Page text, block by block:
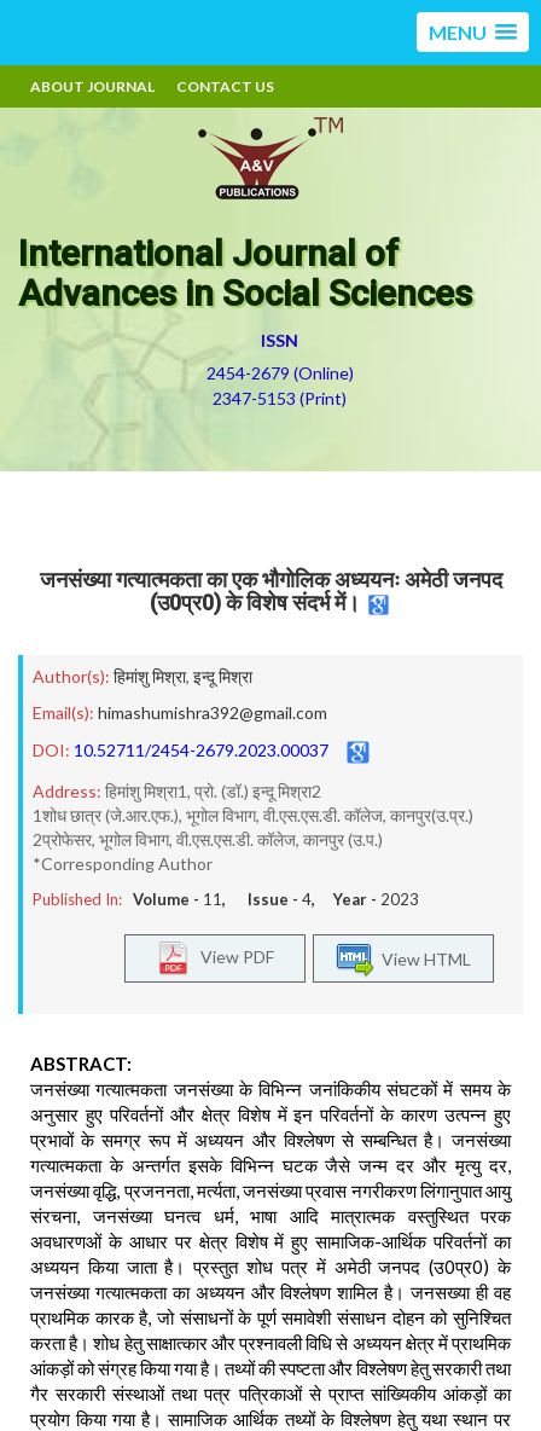
MENU
ABOUT JOURNAL CONTACT US
International Journal of
Advances in Social Sciences
ISSN
2454-2679 (Online)
2347-5153 (Print)
जनसंख्या गत्यात्मकता का एक भौगोलिक अध्ययनः अमेठी जनपद
(उ0प्र0) के विशेष संदर्भ में।
Author(s): हिमांशु मिश्रा, इन्दू मिश्रा
Email(s): himashumishra392@gmail.com
DOI: 10.52711/2454-2679.2023.00037
Address: हिमांशु मिश्रा1, प्रो. (डॉ.) इन्दू मिश्रा2
1शोध छात्र (जे.आर.एफ.), भूगोल विभाग, वी.एस.एस.डी. कॉलेज, कानपुर(उ.प्र.)
2प्रोफेसर, भूगोल विभाग, वी.एस.एस.डी. कॉलेज, कानपुर (उ.प.)
*Corresponding Author
Published In: Volume - 11, Issue - 4, Year - 2023
View HTML
View PDF
ABSTRACT:
जनसंख्या गत्यात्मकता जनसंख्या के विभिन्न जनांकिकीय संघटकों में समय के
अनुसार हुए परिवर्तनों और क्षेत्र विशेष में इन परिवर्तनों के कारण उत्पन्न हुए
प्रभावों के समग्र रूप में अध्ययन और विश्लेषण से सम्बन्धित है। जनसंख्या
गत्यात्मकता के अन्तर्गत इसके विभिन्न घटक जैसे जन्म दर और मृत्यु दर,
जनसंख्या वृद्धि, प्रजननता, मर्त्यता, जनसंख्या प्रवास नगरीकरण लिंगानुपात आयु
संरचना, जनसंख्या घनत्व धर्म, भाषा आदि मात्रात्मक वस्तुस्थित परक
अवधारणओं के आधार पर क्षेत्र विशेष में हुए सामाजिक-आर्थिक परिवर्तनों का
अध्ययन किया जाता है। प्रस्तुत शोध पत्र में अमेठी जनपद (उ0प्र0) के
जनसंख्या गत्यात्मकता का अध्ययन और विश्लेषण शामिल है। जनसख्या ही वह
प्राथमिक कारक है, जो संसाधनों के पूर्ण समावेशी संसाधन दोहन को सुनिश्चित
करता है। शोध हेतु साक्षात्कार और प्रश्नावली विधि से अध्ययन क्षेत्र में प्राथमिक
आंकड़ों को संग्रह किया गया है। तथ्यों की स्पष्टता और विश्लेषण हेतु सरकारी तथा
गैर सरकारी संस्थाओं तथा पत्र पत्रिकाओं से प्राप्त सांख्यिकीय आंकड़ों का
प्रयोग किया गया है। सामाजिक आर्थिक तथ्यों के विश्लेषण हेतु यथा स्थान पर